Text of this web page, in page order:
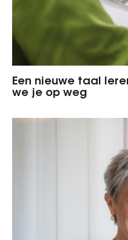
Een nieuwe taal
we je op weg